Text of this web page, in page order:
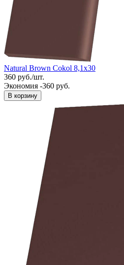
Natural Brown Cokol 8,1x30
360 руб./шт.
Экономия -360 руб.
В корзину